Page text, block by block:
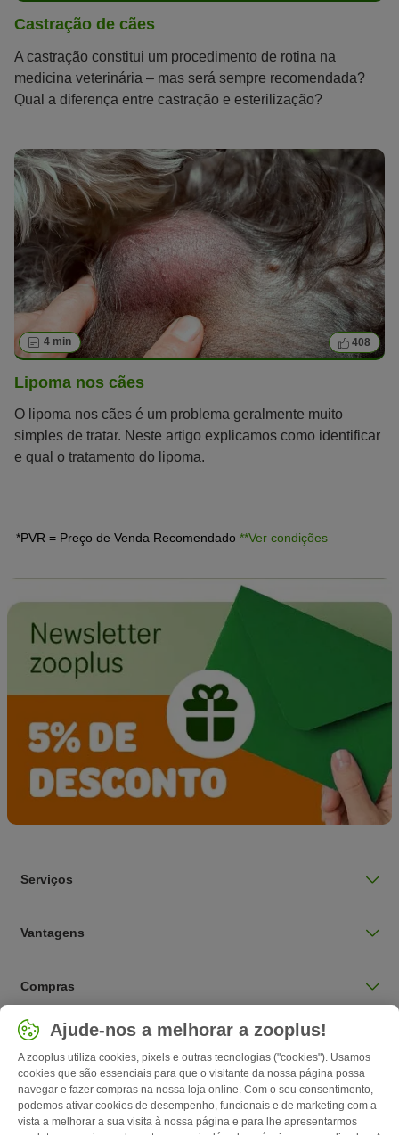
Castração de cães
A castração constitui um procedimento de rotina na
medicina veterinária – mas será sempre recomendada?
Qual a diferença entre castração e esterilização?
4 min 408
Lipoma nos cães
O lipoma nos cães é um problema geralmente muito
simples de tratar. Neste artigo explicamos como identificar
e qual o tratamento do lipoma.
*PVR = Preço de Venda Recomendado **Ver condições
Serviços
Vantagens
Compras
Selecionar país
Portugal / PT
Follow zooplus
Ajude-nos a melhorar a zooplus!
A zooplus utiliza cookies, pixels e outras tecnologias ("cookies"). Usamos
cookies que são essenciais para que o visitante da nossa página possa
navegar e fazer compras na nossa loja online. Com o seu consentimento,
podemos ativar cookies de desempenho, funcionais e de marketing com a
vista a melhorar a sua visita à nossa página e para lhe apresentarmos